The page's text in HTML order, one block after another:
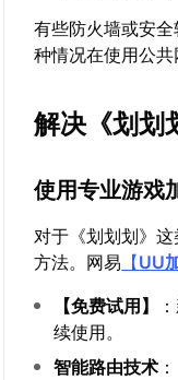
有些防火墙或安
种情况在使用公共
解决《划划
使用专业游戏
对于《划划划》
方法。网易 【UU
【免费试用】
续使用。
智能路由技术